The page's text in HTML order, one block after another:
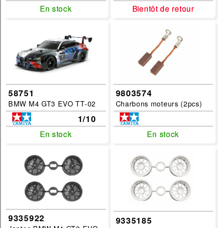
Rastar
MucOff
JR
Ikarus
Carrera
Categories :
pneu-jante
carrosserie
accessoire
huile-graisse
En stock
En stock Bientôt de retour
Bientôt de retour
58751
BMW M4 GT3 EVO TT-02
1/10
En stock
En stock
9803574
Charbons moteurs (2pcs)
En stock
En stock
9335922 9335185